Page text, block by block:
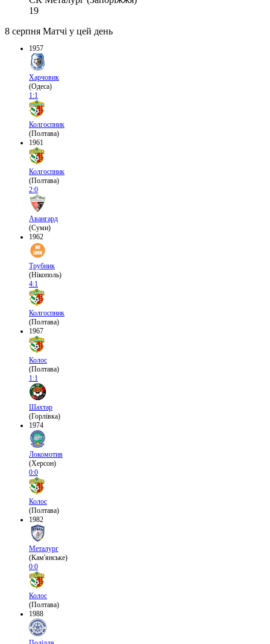
19
8 серпня Матчі у цей день
1957
Харчовик
(Одеса)
1:1
Колгоспник
(Полтава)
1961
Колгоспник
(Полтава)
2:0
Авангард
(Суми)
1962
Трубник
(Нікополь)
4:1
Колгоспник
(Полтава)
1967
Колос
(Полтава)
1:1
Шахтар
(Горлівка)
1974
Локомотив
(Херсон)
0:0
Колос
(Полтава)
1982
Металург
(Кам'янське)
0:0
Колос
(Полтава)
1988